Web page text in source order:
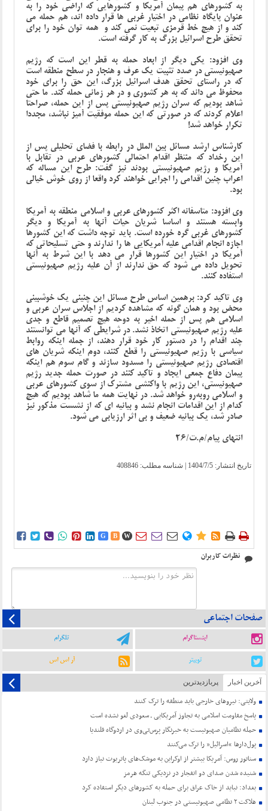
به کشورهای هم پیمان آمریکا و کشورهایی که اراضی خود را به
عنوان پایگاه نظامی در اختیار غربی ها قرار داده اند، هم حمله می
کند و از هیچ خط قرمزی تبعیت نمی کند و همه توان خود را برای
تحقق طرح اسرائیل بزرگ به کار گرفته است.
وی افزود: یکی دیگر از ابعاد حمله به قطر این است که رژیم
صهیونیستی در صدد تثبیت یک عرف و هنجار در سطح منطقه است
که در راستای تحقق هدف اسرائیل بزرگ، این حق را برای خود
محفوظ می داند که به هر کشوری و در هر زمانی حمله کند. ما حتی
شاهد بودیم که سران رژیم صهیونیستی پس از این حمله، صراحتا
اعلام کردند که در صورتی که این حمله موفقیت آمیز نباشد، مجددا
تکرار خواهد شد!
کارشناس ارشد مسائل بین الملل در رابطه با فضای تحلیلی پس از
این رخداد که منتظر اقدام احتمالی کشورهای عربی در تقابل با
آمریکا و رژیم صهیونیستی بودند نیز گفت: طرح این مساله که
اعراب چنین اقدامی را اجرایی خواهند کرد واقعا از روی خوش خیالی
بود.
وی افزود: متاسفانه اکثر کشورهای عربی و اسلامی منطقه به آمریکا
وابسته هستند و اساسا شریان حیات آنها به آمریکا و دیگر
کشورهای غربی گره خورده است. باید توجه داشت که این کشورها
اجازه انجام اقدامی علیه آمریکایی ها را ندارند و حتی تسلیحاتی که
آمریکا در اختیار این کشورها قرار می دهد با این شرط به آنها
تحویل داده می شود که حق ندارند از آن علیه رژیم صهیونیستی
استفاده کنند.
وی تاکید کرد: برهمین اساس طرح مسائل این چنینی یک خوشبینی
محض بود و همان گونه که مشاهده کردیم از اجلاس سران عربی و
اسلامی هم پس از حمله اخیر به دوحه هیچ تصمیم قاطع و جدی
علیه رژیم صهیونیستی اتخاذ نشد. در شرایطی که آنها می توانستند
چند اقدام را در دستور کار خود قرار دهند، از جمله اینکه روابط
سیاسی با رژیم صهیونیستی را قطع کنند، دوم اینکه شریان های
اقتصادی رژیم صهیونیستی را مسدود سازند و گام سوم هم اینکه
پیمان دفاع جمعی ایجاد و تاکید کنند در صورت حمله جدید رژیم
صهیونیستی، این رژیم با واکنشی مشترک از سوی کشورهای عربی
و اسلامی رو‌به‌رو خواهد شد. در نهایت همه ما شاهد بودیم که هیچ
کدام از این اقدامات انجام نشد و بیانیه ای که از نشست مذکور نیز
صادر شد، یک بیانیه ضعیف و بی اثر ارزیابی می شود.
انتهای پیام/م.ت/26
تاریخ انتشار: 1404/7/5 | شناسه مطلب: 408846
      G B W        
نظرات کاربران
صفحات اجتماعی
اینستاگرام تلگرام
توییتر آر اس اس
آخرین اخبار پربازدیدترین
ولایتی: نیروهای خارجی باید منطقه را ترک کنند
پاسخ مقاومت اسلامی به تجاوز آمریکایی ـ سعودی لغو نشده است
حمله نظامیان صهیونیست به خبرنگار پرس‌تی‌وی در اردوگاه قلندیا
پول‌دارها “اسرائیل” را ترک می‌کنند
سناتور روس: آمریکا بیشتر از اوکراین به موشک‌های پاتریوت نیاز دارد
شنیده شدن صدای دو انفجار در نزدیکی تنگه هرمز
بغداد: نباید از خاک عراق برای حمله به کشورهای دیگر استفاده کرد
هلاکت ۲ نظامی صهیونیستی در جنوب لبنان